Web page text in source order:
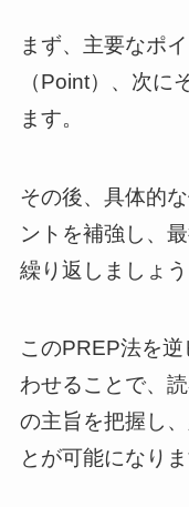
まず、主要なポ
（Point）、次に
ます。
その後、具体的
ントを補強し、
繰り返しましょう
このPREP法を
わせることで、
の主旨を把握し
とが可能になりま